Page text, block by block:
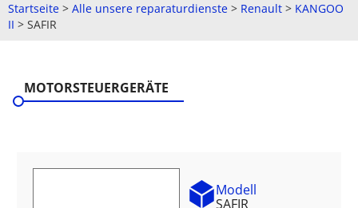
Startseite > Alle unsere reparaturdienste > Renault > KANGOO
II > SAFIR
MOTORSTEUERGERÄTE
Modell
SAFIR